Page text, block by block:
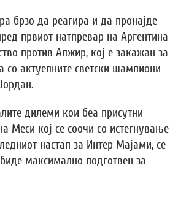
брзо да реагира и да пронајде
првиот натпревар на Аргентина
против Алжир, кој е закажан за
со актуелните светски шампиони
дилеми кои беа присутни
Меси кој се соочи со истегнување
настап за Интер Мајами, се
биде максимално подготвен за